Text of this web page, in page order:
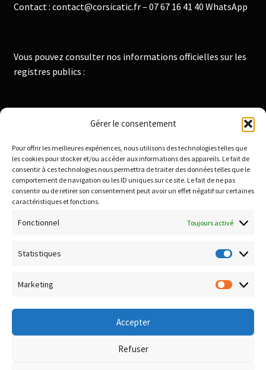
Gérer le consentement
Pour offrir les meilleures expériences, nous utilisons des technologies telles que
les cookies pour stocker et/ou accéder aux informations des appareils. Le fait de
consentir à ces technologies nous permettra de traiter des données telles que le
comportement de navigation ou les ID uniques sur ce site. Le fait de ne pas
consentir ou de retirer son consentement peut avoir un effet négatif sur certaines
caractéristiques et fonctions.
Fonctionnel Toujours activé
Statistiques
Marketing
Accepter
Refuser
Contact : contact@corsicatic.fr – 07 67 16 41 40 WhatsApp
Vous pouvez consulter nos informations officielles sur les
registres publics :
Institut National de la Propriété Industrielle :
Infogreffe : https://www.infogreffe.fr
Politique de confidentialité
Paiement sécurisé
© Boutique Corsica TiC 2026
Politique de confidentialité
Built with WooCommerce